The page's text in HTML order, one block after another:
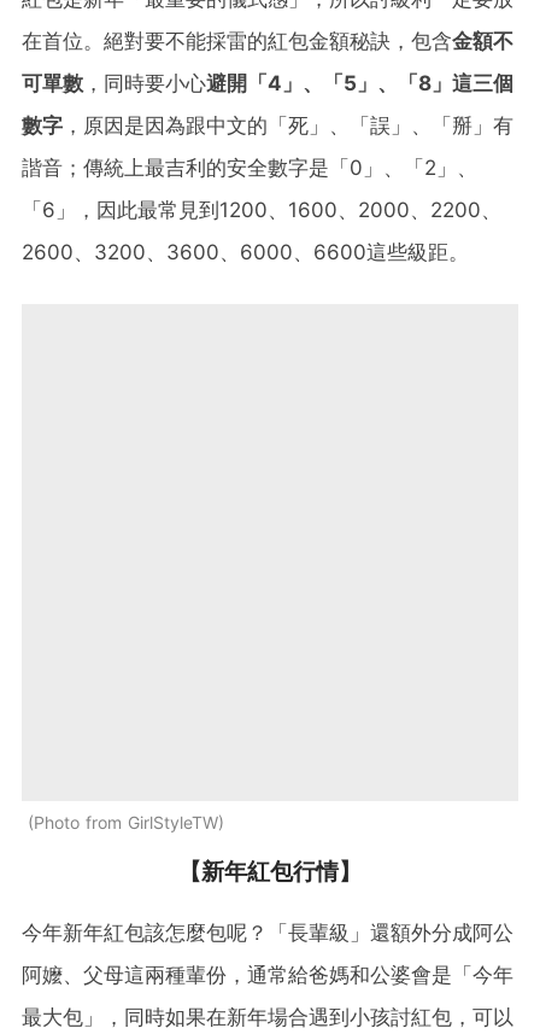
在首位。絕對要不能採雷的紅包金額秘訣，包含金額不
可單數 ，同時要小心避開「4」、「5」、「8」這三個
數字 ，原因是因為跟中文的「死」、「誤」、「掰」有
諧音；傳統上最吉利的安全數字是「0」、「2」、
「6」，因此最常見到1200、1600、2000、2200、
2600、3200、3600、6000、6600這些級距。
Photo from GirlStyleTW
【新年紅包行情】
今年新年紅包該怎麼包呢？「長輩級」還額外分成阿公
阿嬤、父母這兩種輩份，通常給爸媽和公婆會是「今年
最大包」，同時如果在新年場合遇到小孩討紅包，可以